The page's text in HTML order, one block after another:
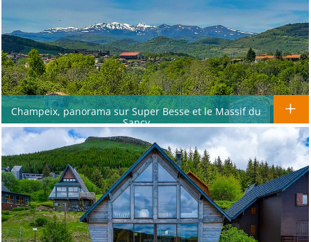
Champeix, panorama sur Super Besse et le Massif du
Sancy